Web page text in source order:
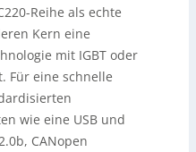
Reihe als echte
Kern eine
mit IGBT oder
Für eine schnelle
wie eine USB und
CANopen